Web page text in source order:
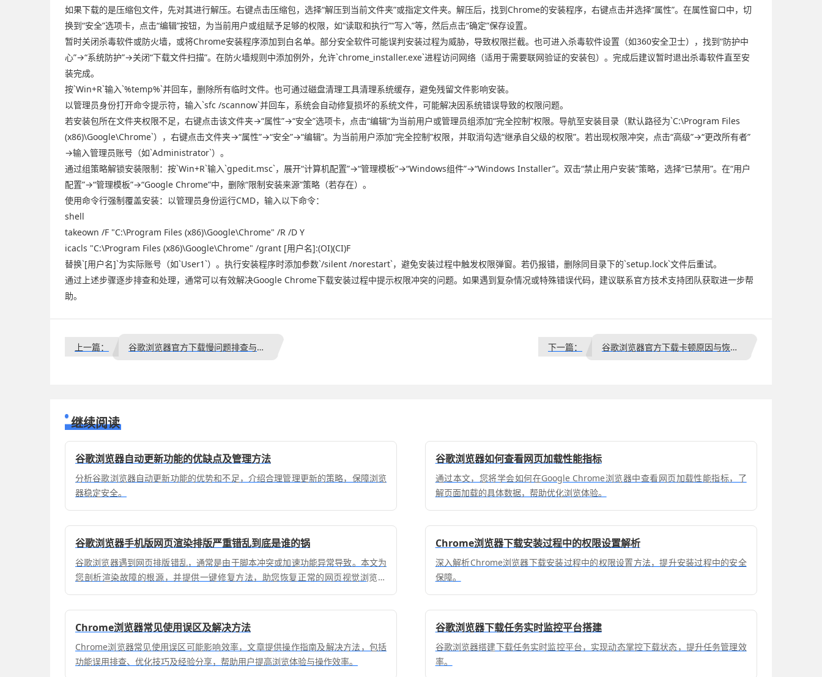
如果下载的是压缩包文件，先对其进行解压。右键点击压缩包，选择“解压到当前文件夹”或指定文件夹。解压后，找到Chrome的安装程序，右键点击并选择“属性”。在属性窗口中，切
换到“安全”选项卡，点击“编辑”按钮，为当前用户或组赋予足够的权限，如“读取和执行”“写入”等，然后点击“确定”保存设置。
暂时关闭杀毒软件或防火墙，或将Chrome安装程序添加到白名单。部分安全软件可能误判安装过程为威胁，导致权限拦截。也可进入杀毒软件设置（如360安全卫士），找到“防护中
心”→“系统防护”→关闭“下载文件扫描”。在防火墙规则中添加例外，允许`chrome_installer.exe`进程访问网络（适用于需要联网验证的安装包）。完成后建议暂时退出杀毒软件直至安
装完成。
按`Win+R`输入`%temp%`并回车，删除所有临时文件。也可通过磁盘清理工具清理系统缓存，避免残留文件影响安装。
以管理员身份打开命令提示符，输入`sfc /scannow`并回车，系统会自动修复损坏的系统文件，可能解决因系统错误导致的权限问题。
若安装包所在文件夹权限不足，右键点击该文件夹→“属性”→“安全”选项卡，点击“编辑”为当前用户或管理员组添加“完全控制”权限。导航至安装目录（默认路径为`C:\Program Files
(x86)\Google\Chrome`），右键点击文件夹→“属性”→“安全”→“编辑”。为当前用户添加“完全控制”权限，并取消勾选“继承自父级的权限”。若出现权限冲突，点击“高级”→“更改所有者”
→输入管理员账号（如`Administrator`）。
通过组策略解锁安装限制：按`Win+R`输入`gpedit.msc`，展开“计算机配置”→“管理模板”→“Windows组件”→“Windows Installer”。双击“禁止用户安装”策略，选择“已禁用”。在“用户
配置”→“管理模板”→“Google Chrome”中，删除“限制安装来源”策略（若存在）。
使用命令行强制覆盖安装：以管理员身份运行CMD，输入以下命令：
shell
takeown /F "C:\Program Files (x86)\Google\Chrome" /R /D Y
icacls "C:\Program Files (x86)\Google\Chrome" /grant [用户名]:(OI)(CI)F
替换`[用户名]`为实际账号（如`User1`）。执行安装程序时添加参数`/silent /norestart`，避免安装过程中触发权限弹窗。若仍报错，删除同目录下的`setup.lock`文件后重试。
通过上述步骤逐步排查和处理，通常可以有效解决Google Chrome下载安装过程中提示权限冲突的问题。如果遇到复杂情况或特殊错误代码，建议联系官方技术支持团队获取进一步帮
助。
上一篇： 谷歌浏览器官方下载慢问题排查与解决 下一篇： 谷歌浏览器官方下载卡顿原因与恢复解决方案
继续阅读
谷歌浏览器自动更新功能的优缺点及管理方法
分析谷歌浏览器自动更新功能的优势和不足，介绍合理管理更新的策略，保障浏览
器稳定安全。
谷歌浏览器如何查看网页加载性能指标
通过本文，您将学会如何在Google Chrome浏览器中查看网页加载性能指标，了
解页面加载的具体数据，帮助优化浏览体验。
谷歌浏览器手机版网页渲染排版严重错乱到底是谁的锅
谷歌浏览器遇到网页排版错乱，通常是由于脚本冲突或加速功能异常导致。本文为
您剖析渲染故障的根源，并提供一键修复方法，助您恢复正常的网页视觉浏览体
验。
Chrome浏览器下载安装过程中的权限设置解析
深入解析Chrome浏览器下载安装过程中的权限设置方法，提升安装过程中的安全
保障。
Chrome浏览器常见使用误区及解决方法
Chrome浏览器常见使用误区可能影响效率，文章提供操作指南及解决方法，包括
功能误用排查、优化技巧及经验分享，帮助用户提高浏览体验与操作效率。
谷歌浏览器下载任务实时监控平台搭建
谷歌浏览器搭建下载任务实时监控平台，实现动态掌控下载状态，提升任务管理效
率。